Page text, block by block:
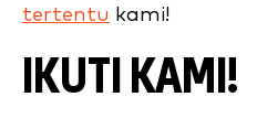
tertentu kami!
IKUTI KAMI!